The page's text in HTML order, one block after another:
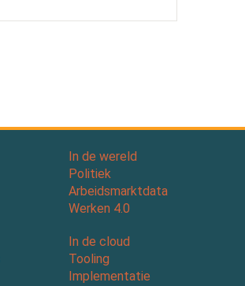
In de wereld
Politiek
Arbeidsmarktdata
Werken 4.0
In de cloud
Tooling
Implementatie